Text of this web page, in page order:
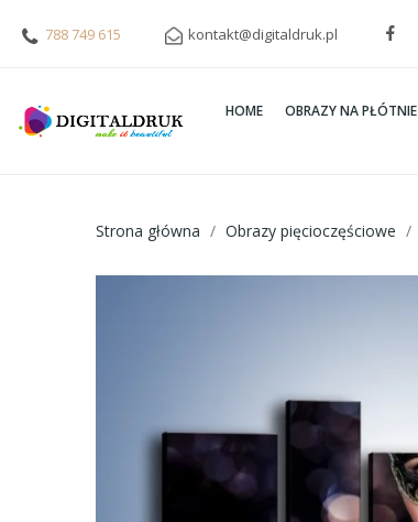
788 749 615 kontakt@digitaldruk.pl
HOME OBRAZY NA PŁÓTNIE
Strona główna Obrazy pięcioczęściowe